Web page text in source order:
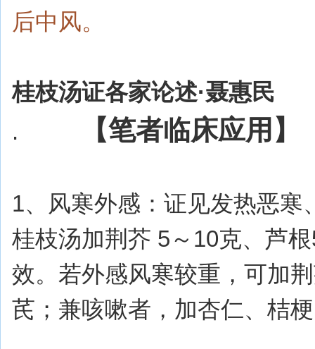
后中风。
桂枝汤证各家论述·聂惠民
.
【笔者临床应用】
1、风寒外感：证见发热恶
桂枝汤加荆芥 5～10克、芦
效。若外感风寒较重，可加
芪；兼咳嗽者，加杏仁、桔